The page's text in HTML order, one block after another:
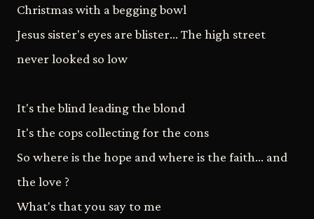
Christmas with a begging bowl
Jesus sister's eyes are blister... The high street
never looked so low
It's the blind leading the blond
It's the cops collecting for the cons
So where is the hope and where is the faith... and
the love ?
What's that you say to me